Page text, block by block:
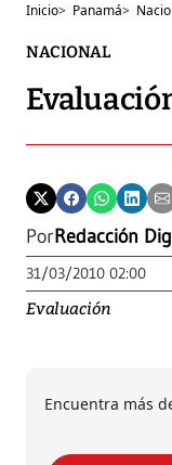
Inicio> Panamá>
NACIONAL
PorRedacción
31/03/2010 02:00
Evaluación
Encuentra más